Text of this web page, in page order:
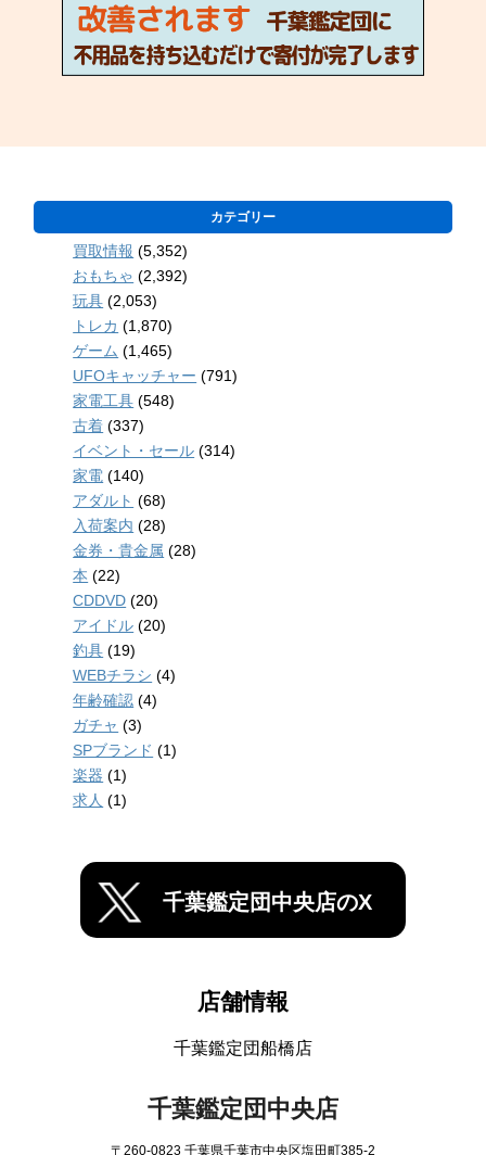
カテゴリー
買取情報 (5,352)
おもちゃ (2,392)
玩具 (2,053)
トレカ (1,870)
ゲーム (1,465)
UFOキャッチャー (791)
家電工具 (548)
古着 (337)
イベント・セール (314)
家電 (140)
アダルト (68)
入荷案内 (28)
金券・貴金属 (28)
本 (22)
CDDVD (20)
アイドル (20)
釣具 (19)
WEBチラシ (4)
年齢確認 (4)
ガチャ (3)
SPブランド (1)
楽器 (1)
求人 (1)
千葉鑑定団中央店のX
店舗情報
千葉鑑定団船橋店
千葉鑑定団中央店
〒260-0823 千葉県千葉市中央区塩田町385-2